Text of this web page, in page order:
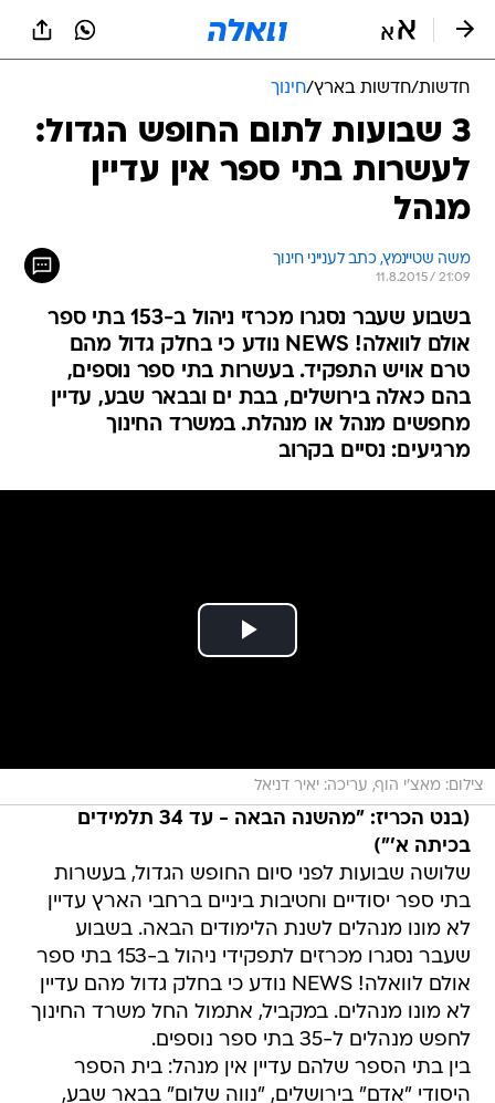
חדשות/חדשות בארץ/חינוך
3 שבועות לתום החופש הגדול:
לעשרות בתי ספר אין עדיין
מנהל
משה שטיינמץ, כתב לענייני חינוך
11.8.2015 / 21:09
בשבוע שעבר נסגרו מכרזי ניהול ב-153 בתי ספר
אולם לוואלה! NEWS נודע כי בחלק גדול מהם
טרם אויש התפקיד. בעשרות בתי ספר נוספים,
בהם כאלה בירושלים, בבת ים ובבאר שבע, עדיין
מחפשים מנהל או מנהלת. במשרד החינוך
מרגיעים: נסיים בקרוב
צילום: מאצ'י הוף, עריכה: יאיר דניאל
(בנט הכריז: "מהשנה הבאה - עד 34 תלמידים
בכיתה א'")
שלושה שבועות לפני סיום החופש הגדול, בעשרות
בתי ספר יסודיים וחטיבות ביניים ברחבי הארץ עדיין
לא מונו מנהלים לשנת הלימודים הבאה. בשבוע
שעבר נסגרו מכרזים לתפקידי ניהול ב-153 בתי ספר
אולם לוואלה! NEWS נודע כי בחלק גדול מהם עדיין
לא מונו מנהלים. במקביל, אתמול החל משרד החינוך
לחפש מנהלים ל-35 בתי ספר נוספים.
בין בתי הספר שלהם עדיין אין מנהל: בית הספר
היסודי "אדם" בירושלים, "נווה שלום" בבאר שבע,